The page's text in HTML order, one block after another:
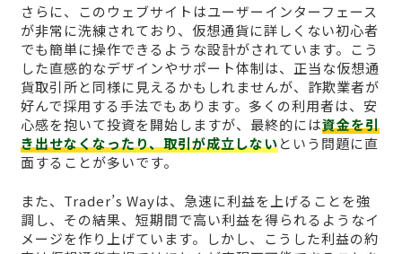
さらに、このウェブサイトはユーザーインターフェース
が非常に洗練されており、仮想通貨に詳しくない初心者
でも簡単に操作できるような設計がされています。こう
した直感的なデザインやサポート体制は、正当な仮想通
貨取引所と同様に見えるかもしれませんが、詐欺業者が
好んで採用する手法でもあります。多くの利用者は、安
心感を抱いて投資を開始しますが、最終的には資金を引
き出せなくなったり、取引が成立しないという問題に直
面することが多いです。
また、Trader’s Wayは、急速に利益を上げることを強
調し、その結果、短期間で高い利益を得られるようなイ
メージを作り上げています。しかし、こうした利益の約